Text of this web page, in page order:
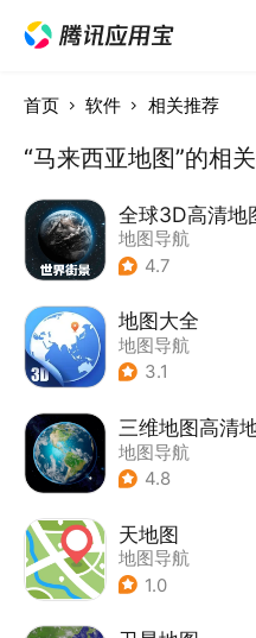
首页 软件 相关推荐
“马来西亚地图”的相
全球3D高清地
地图导航
4.7
地图大全
地图导航
3.1
三维地图高清
地图导航
4.8
天地图
地图导航
1.0